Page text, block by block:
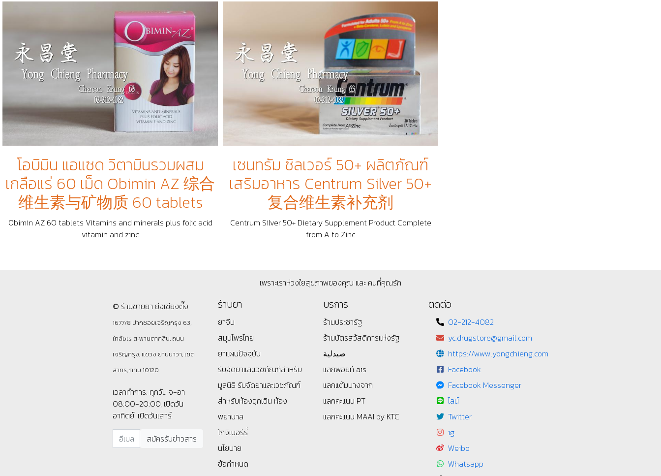
โอบิมิน แอแซด วิตามินรวมผสม
เกลือแร่ 60 เม็ด Obimin AZ 综合
维生素与矿物质 60 tablets
Obimin AZ 60 tablets Vitamins and minerals plus folic acid
vitamin and zinc
เซนทรัม ซิลเวอร์​ 50+ ผลิตภัณฑ์
เสริมอาหาร Centrum Silver 50+
复合维生素补充剂
Centrum Silver 50+ Dietary Supplement Product Complete
from A to Zinc
เพราะเราห่วงใยสุขภาพของคุณ และ คนที่คุณรัก
© ร้านขายยา ย่งเชียงตึ๊ง
1677/8 ปากซอยเจริญกรุง 63,
ใกล้bts สะพานตากสิน, ถนน
เจริญกรุง, แขวง ยานนาวา, เขต
สาทร, กทม 10120
เวลาทำการ: ทุกวัน จ-อา
08:00-20:00, เปิดวัน
อาทิตย์, เปิดวันเสาร์
ร้านยา
ยาจีน
สมุนไพรไทย
ยาแผนปัจจุบัน
รับจัดยาและเวชภัณฑ์สำหรับ
มูลนิธิ รับจัดยาและเวชภัณฑ์
สำหรับห้องฉุกเฉิน ห้อง
พยาบาล
โกจิเบอร์รี่
นโยบาย
ข้อกำหนด
บริการ
ร้านประชารัฐ
ร้านบัตรสว้สดิการแห่งรัฐ
صيدلية
แลกพอยท์ ais
แลกแต้มบางจาก
แลกคะแนน PT
แลกคะแนน MAAI by KTC
ติดต่อ
02-212-4082
yc.drugstore@gmail.com
https://www.yongchieng.com
Facebook
Facebook Messenger
ไลน์
Twitter
ig
Weibo
Whatsapp